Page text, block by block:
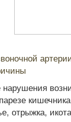
отрыжка,